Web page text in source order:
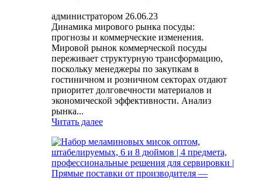
администратором 26.06.23
Динамика мирового рынка посуды:
прогнозы и коммерческие изменения.
Мировой рынок коммерческой посуды
переживает структурную трансформацию,
поскольку менеджеры по закупкам в
гостиничном и розничном секторах отдают
приоритет долговечности материалов и
экономической эффективности. Анализ
рынка...
Читать далее